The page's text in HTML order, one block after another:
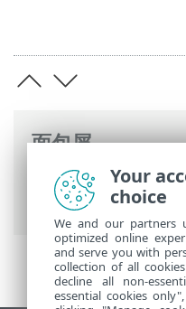
面包屑
ESET 生命周期结束
>应用程序生命周
Your
choice
We and our partners
optimized online
and serve you with
collection of all
decline all non-
essential cookies